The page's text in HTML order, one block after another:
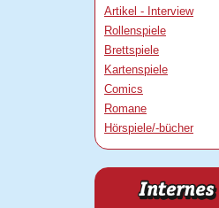
Artikel - Interview
Rollenspiele
Brettspiele
Kartenspiele
Comics
Romane
Hörspiele/-bücher